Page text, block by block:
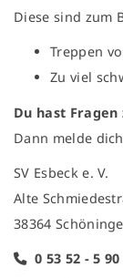
Diese sind zum
Treppen
Zu viel
Du hast
Dann melde
SV Esbeck e. V.
Alte
38364
0 53 52 - 5 90